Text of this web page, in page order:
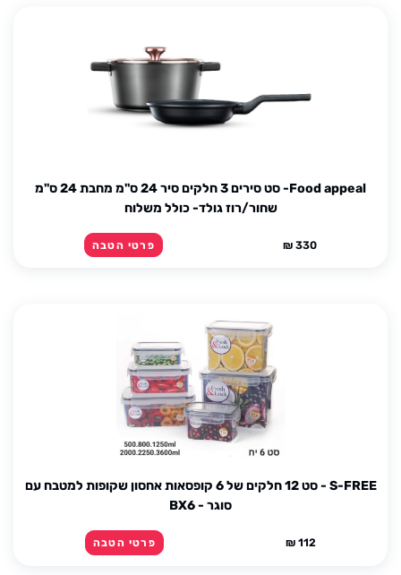
Food appeal- סט סירים 3 חלקים סיר 24 ס''מ מחבת 24 ס''מ
שחור/רוז גולד- כולל משלוח
330 ₪ פרטי הטבה
S-FREE - סט 12 חלקים של 6 קופסאות אחסון שקופות למטבח עם
סוגר - BX6
112 ₪ פרטי הטבה